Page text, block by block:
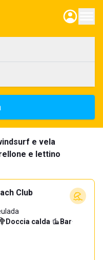
e vela
e lettino
Club
Doccia calda· Bar·